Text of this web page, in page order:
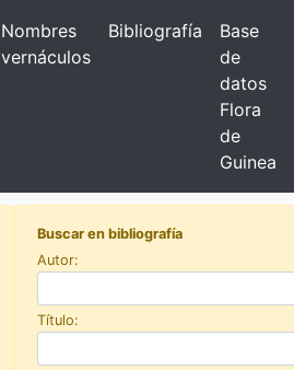
Nombres
vernáculos
Bibliografía
Base
de
datos
Flora
de
Guinea
Buscar en bibliografía
Autor:
Título: